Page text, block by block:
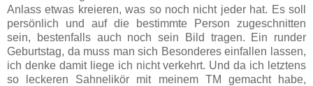
Anlass etwas kreieren, was so noch nicht jeder hat. Es soll
persönlich und auf die bestimmte Person zugeschnitten
sein, bestenfalls auch noch sein Bild tragen. Ein runder
Geburtstag, da muss man sich Besonderes einfallen lassen,
ich denke damit liege ich nicht verkehrt. Und da ich letztens
so leckeren Sahnelikör mit meinem TM gemacht habe,